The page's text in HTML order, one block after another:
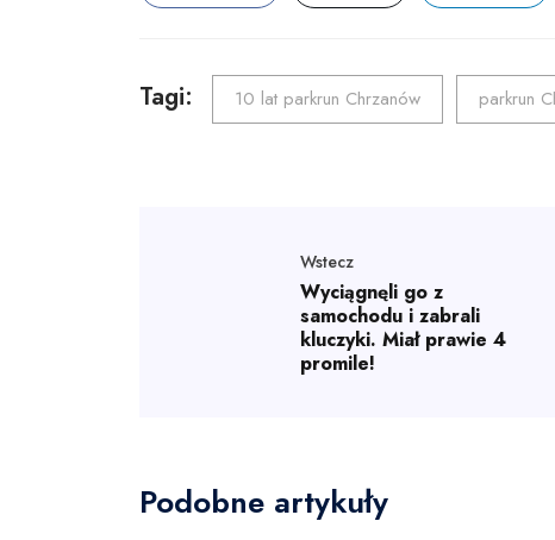
Tagi: 10 lat parkrun Chrzanów parkrun
Wstecz
Wyciągnęli go z
samochodu i zabrali
kluczyki. Miał prawie 4
promile!
Podobne artykuły